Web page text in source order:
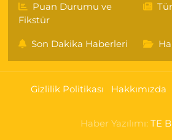
Puan Durumu ve
Fikstür
Son Dakika Haberleri
Gizlilik Politikası Hakkımızda
Haber Yazılımı: TE